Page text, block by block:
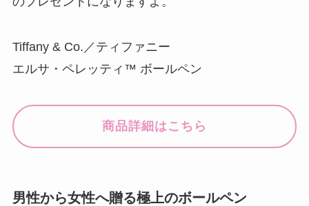
Tiffany & Co.／ティファニー
エルサ・ペレッティ™ ボールペン
商品詳細はこちら
男性から女性へ贈る極上のボールペン